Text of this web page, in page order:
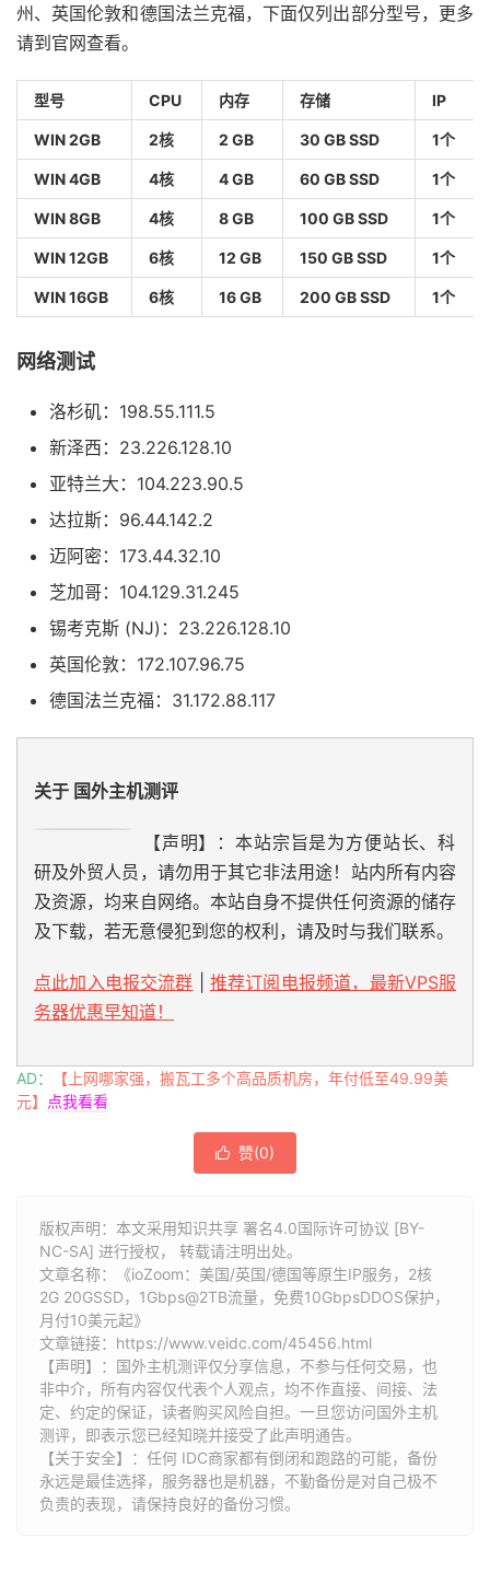
州、英国伦敦和德国法兰克福，下面仅列出部分型号，更多
请到官网查看。
型号 CPU 内存 存储 IP
WIN 2GB 2核 2 GB 30 GB SSD 1个
WIN 4GB 4核 4 GB 60 GB SSD 1个
WIN 8GB 4核 8 GB 100 GB SSD 1个
WIN 12GB 6核 12 GB 150 GB SSD 1个
WIN 16GB 6核 16 GB 200 GB SSD 1个
网络测试
洛杉矶：198.55.111.5
新泽西：23.226.128.10
亚特兰大：104.223.90.5
达拉斯：96.44.142.2
迈阿密：173.44.32.10
芝加哥：104.129.31.245
锡考克斯 (NJ)：23.226.128.10
英国伦敦：172.107.96.75
德国法兰克福：31.172.88.117
关于 国外主机测评
【声明】：本站宗旨是为方便站长、科
研及外贸人员，请勿用于其它非法用途！站内所有内容
及资源，均来自网络。本站自身不提供任何资源的储存
及下载，若无意侵犯到您的权利，请及时与我们联系。
点此加入电报交流群
推荐订阅电报频道，最新VPS服
务器优惠早知道！
AD：
【上网哪家强，搬瓦工多个高品质机房，年付低至49.99美
元】
点我看看
 赞(0)
版权声明：本文采用知识共享 署名4.0国际许可协议 [BY-
NC-SA] 进行授权， 转载请注明出处。
文章名称：《ioZoom：美国/英国/德国等原生IP服务，2核
2G 20GSSD，1Gbps@2TB流量，免费10GbpsDDOS保护，
月付10美元起》
文章链接： https://www.veidc.com/45456.html
【声明】：国外主机测评仅分享信息，不参与任何交易，也
非中介，所有内容仅代表个人观点，均不作直接、间接、法
定、约定的保证，读者购买风险自担。一旦您访问国外主机
测评，即表示您已经知晓并接受了此声明通告。
【关于安全】：任何 IDC商家都有倒闭和跑路的可能，备份
永远是最佳选择，服务器也是机器，不勤备份是对自己极不
负责的表现，请保持良好的备份习惯。